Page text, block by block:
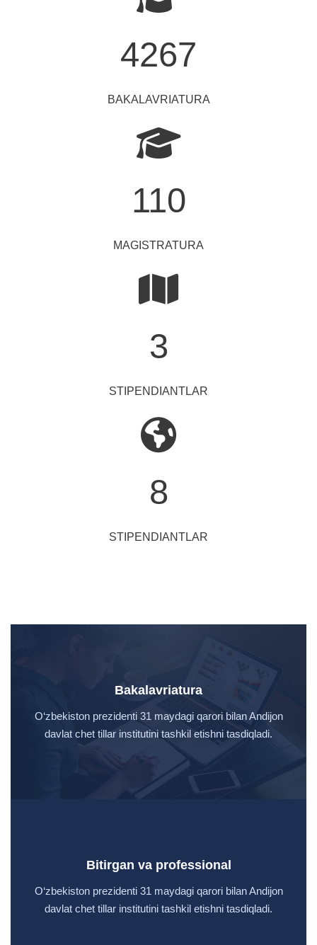
4267
BAKALAVRIATURA
110
MAGISTRATURA
3
STIPENDIANTLAR
8
STIPENDIANTLAR
Bakalavriatura
O‘zbekiston prezidenti 31 maydagi qarori bilan Andijon
davlat chet tillar institutini tashkil etishni tasdiqladi.
Bitirgan va professional
O‘zbekiston prezidenti 31 maydagi qarori bilan Andijon
davlat chet tillar institutini tashkil etishni tasdiqladi.